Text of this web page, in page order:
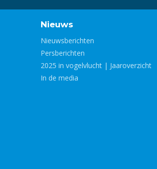
Nieuws
Nieuwsberichten
Persberichten
2025 in vogelvlucht | Jaaroverzicht
In de media